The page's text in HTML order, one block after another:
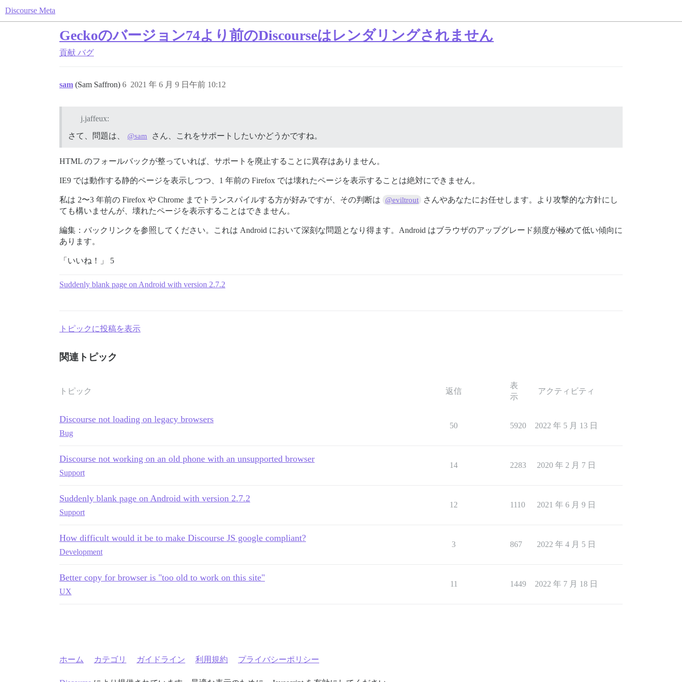
Discourse Meta
Geckoのバージョン74より前のDiscourseはレンダリングされません
貢献 バグ
sam (Sam Saffron) 2021 年 6 月 9 日午前 10:12
6
j.jaffeux:
さて、問題は、
@sam さん、これをサポートしたいかどうかですね。
HTML のフォールバックが整っていれば、サポートを廃止することに異存はありません。
IE9 では動作する静的ページを表示しつつ、1 年前の Firefox では壊れたページを表示することは絶対にできません。
私は 2〜3 年前の Firefox や Chrome までトランスパイルする方が好みですが、その判断は @eviltrout
さんやあなたにお任せします。より攻撃的な方針にし
ても構いませんが、壊れたページを表示することはできません。
編集：バックリンクを参照してください。これは Android において深刻な問題となり得ます。Android はブラウザのアップグレード頻度が極めて低い傾向に
あります。
「いいね！」 5
Suddenly blank page on Android with version 2.7.2
トピックに投稿を表示
関連トピック
トピック 返信
表
示
アクティビティ
Discourse not loading on legacy browsers
Bug
50 5920 2022 年 5 月 13 日
Discourse not working on an old phone with an unsupported browser
Support
14 2283 2020 年 2 月 7 日
Suddenly blank page on Android with version 2.7.2
Support
12 1110 2021 年 6 月 9 日
How difficult would it be to make Discourse JS google compliant?
Development
3 867 2022 年 4 月 5 日
Better copy for browser is "too old to work on this site"
UX
11 1449 2022 年 7 月 18 日
ホーム カテゴリ ガイドライン 利用規約 プライバシーポリシー